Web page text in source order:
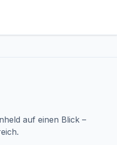
auf einen Blick –